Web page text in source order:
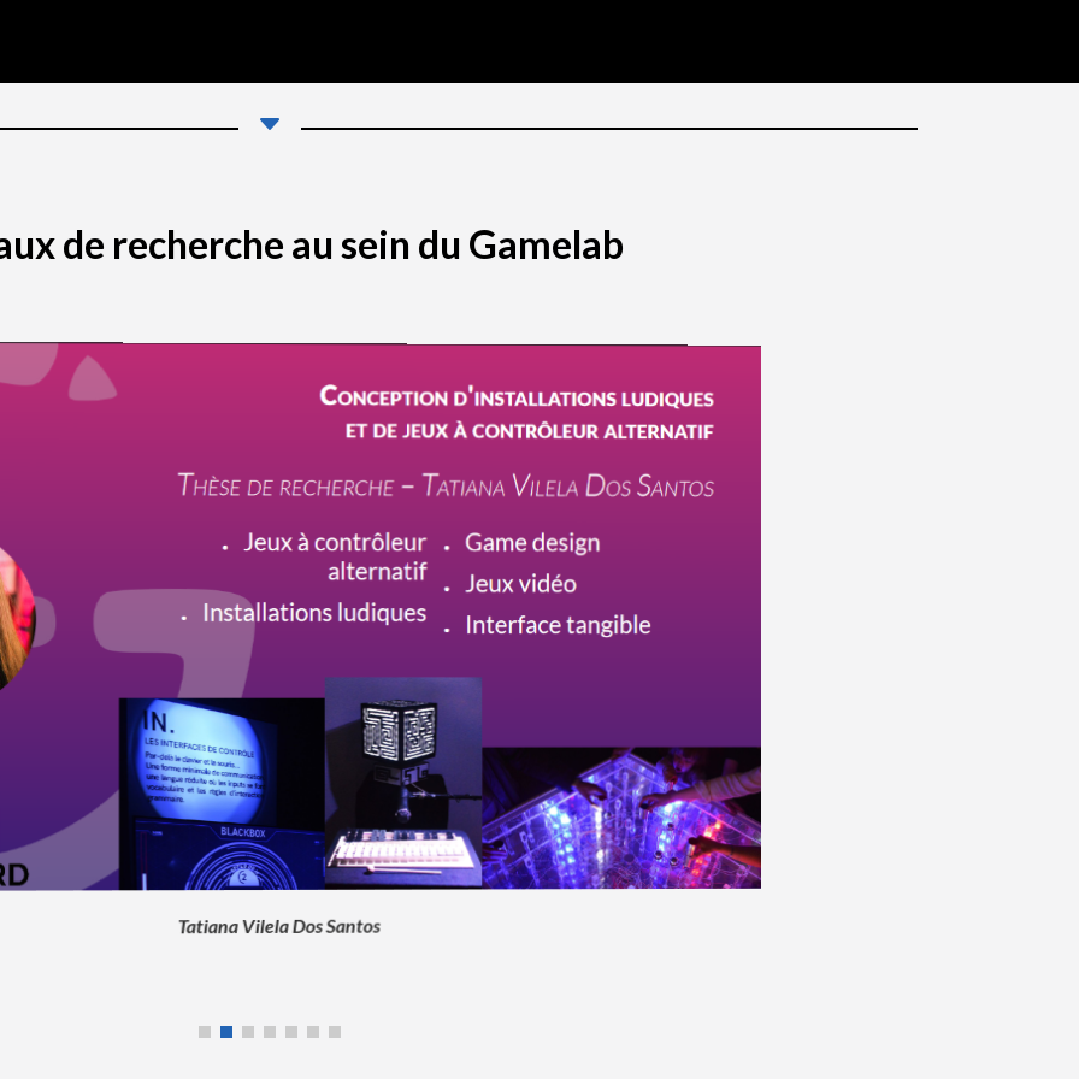
C
de recherche au sein du Gamelab
Lucas Friche
Kim Lefebvre
Kanaani